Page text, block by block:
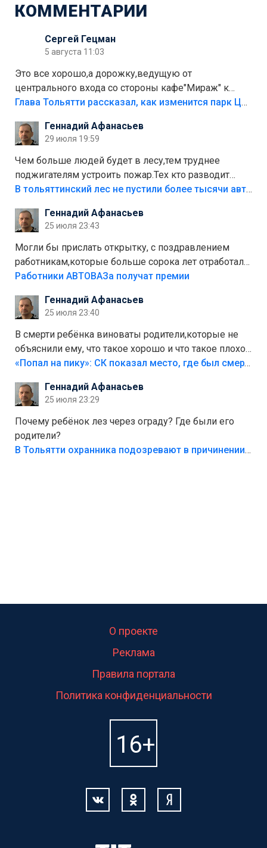
КОММЕНТАРИИ
Сергей Гецман
5 августа 11:03
Это все хорошо,а дорожку,ведущую от
центрального входа со стороны кафе"Мираж" к
аттракционам слабо доделать?А то бордюры
лежала в парке и испортилась.Да еще,видимо,часть
украли.
Глава Тольятти рассказал, как изменится парк Центрального района
Геннадий Афанасьев
29 июля 19:59
Чем больше людей будет в лесу,тем труднее
поджигателям устроить пожар.Тех кто разводит
костры,тех надо безбожно штрафовать.Камер полно
Штрафы мизерные.
В тольяттинский лес не пустили более тысячи автомобилей
Геннадий Афанасьев
25 июля 23:43
Могли бы прислать открытку, с поздравлением
работникам,которые больше сорока лет отработали
на предприятии.
Работники АВТОВАЗа получат премии
Геннадий Афанасьев
25 июля 23:40
В смерти ребёнка виноваты родители,которые не
объяснили ему, что такое хорошо и что такое плохо!
Лезть через такой забор,верх безумия,есть же
свою судьбу.
«Попал на пику»: СК показал место, где был смертельно травмирован ребенок в Тольятти
Геннадий Афанасьев
25 июля 23:29
Почему ребёнок лез через ограду? Где были его
родители?
В Тольятти охранника подозревают в причинении смерти ребенку
О проекте
Реклама
Правила портала
Политика конфиденциальности